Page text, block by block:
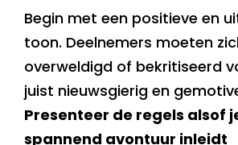
Begin met een positieve en
toon. Deelnemers moeten
overweldigd of bekritiseerd
juist nieuwsgierig en
Presenteer de regels alsof
spannend avontuur inleidt